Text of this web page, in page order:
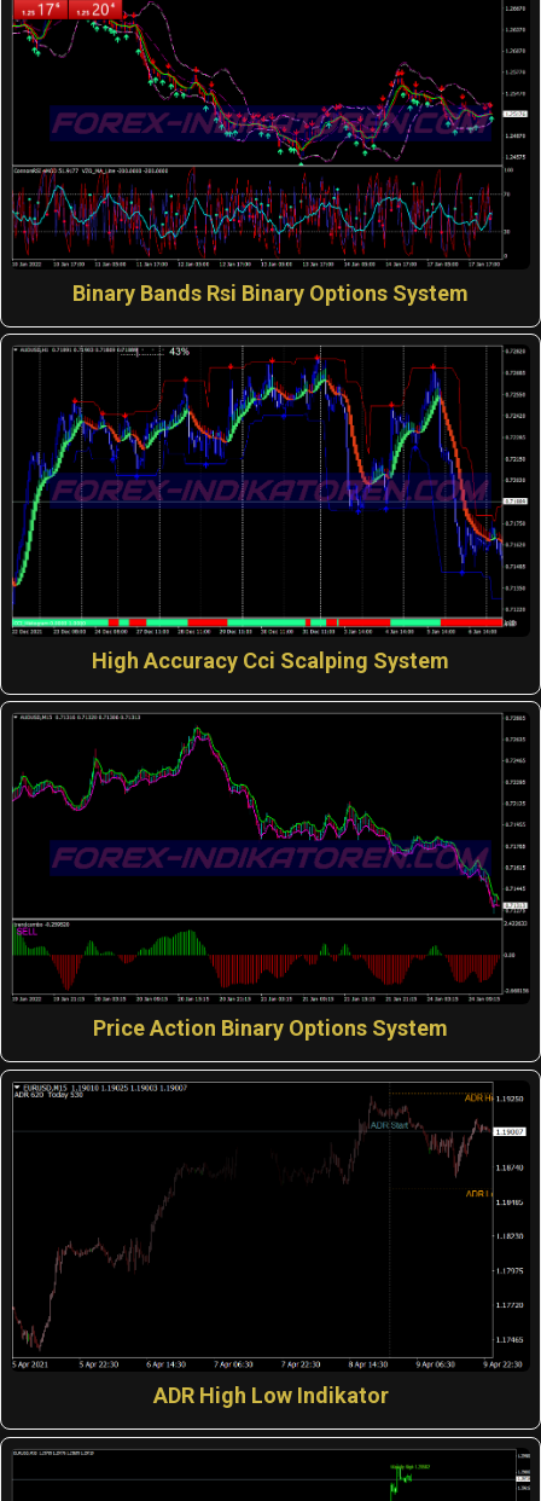
Binary Bands Rsi Binary Options System
High Accuracy Cci Scalping System
Price Action Binary Options System
ADR High Low Indikator